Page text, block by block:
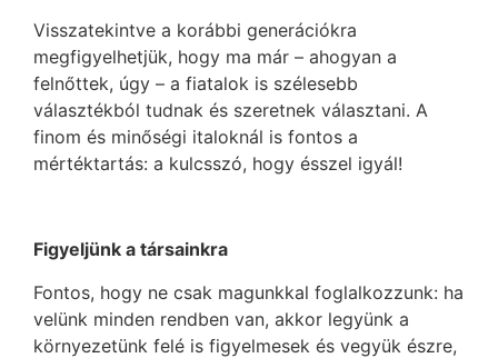
Visszatekintve a korábbi generációkra
megfigyelhetjük, hogy ma már – ahogyan a
felnőttek, úgy – a fiatalok is szélesebb
választékból tudnak és szeretnek választani. A
finom és minőségi italoknál is fontos a
mértéktartás: a kulcsszó, hogy ésszel igyál!
Figyeljünk a társainkra
Fontos, hogy ne csak magunkkal foglalkozzunk: ha
velünk minden rendben van, akkor legyünk a
környezetünk felé is figyelmesek és vegyük észre,